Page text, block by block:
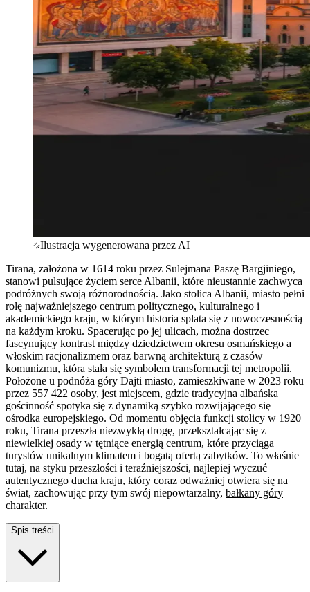
Ilustracja wygenerowana przez AI
Tirana, założona w 1614 roku przez Sulejmana Paszę Bargjiniego,
stanowi pulsujące życiem serce Albanii, które nieustannie zachwyca
podróżnych swoją różnorodnością. Jako stolica Albanii, miasto pełni
rolę najważniejszego centrum politycznego, kulturalnego i
akademickiego kraju, w którym historia splata się z nowoczesnością
na każdym kroku. Spacerując po jej ulicach, można dostrzec
fascynujący kontrast między dziedzictwem okresu osmańskiego a
włoskim racjonalizmem oraz barwną architekturą z czasów
komunizmu, która stała się symbolem transformacji tej metropolii.
Położone u podnóża góry Dajti miasto, zamieszkiwane w 2023 roku
przez 557 422 osoby, jest miejscem, gdzie tradycyjna albańska
gościnność spotyka się z dynamiką szybko rozwijającego się
ośrodka europejskiego. Od momentu objęcia funkcji stolicy w 1920
roku, Tirana przeszła niezwykłą drogę, przekształcając się z
niewielkiej osady w tętniące energią centrum, które przyciąga
turystów unikalnym klimatem i bogatą ofertą zabytków. To właśnie
tutaj, na styku przeszłości i teraźniejszości, najlepiej wyczuć
autentycznego ducha kraju, który coraz odważniej otwiera się na
świat, zachowując przy tym swój niepowtarzalny, bałkany góry
charakter.
Spis treści